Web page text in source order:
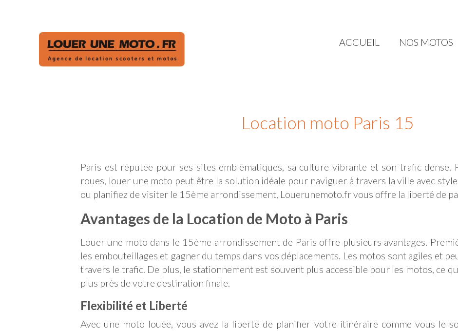
ACCUEIL NOS MOTOS
Location moto Paris 15
Paris est réputée pour ses sites emblématiques, sa culture vibrante et son trafic dense.
roues, louer une moto peut être la solution idéale pour naviguer à travers la ville avec
ou planifiez de visiter le 15ème arrondissement, Louerunemoto.fr vous offre la liberté de
Avantages de la Location de Moto à Paris
Louer une moto dans le 15ème arrondissement de Paris offre plusieurs avantages.
les embouteillages et gagner du temps dans vos déplacements. Les motos sont agiles et
travers le trafic. De plus, le stationnement est souvent plus accessible pour les motos, ce
plus près de votre destination finale.
Flexibilité et Liberté
Avec une moto louée, vous avez la liberté de planifier votre itinéraire comme vous le